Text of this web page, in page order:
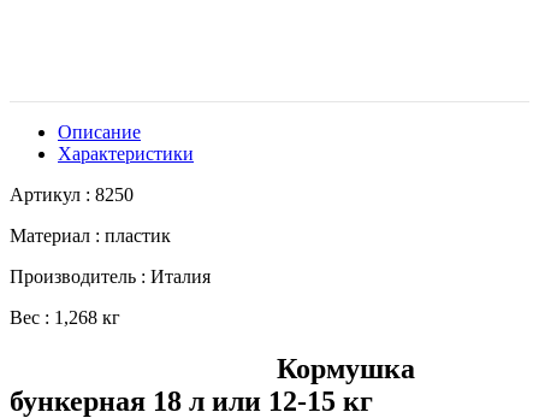
Описание
Характеристики
Артикул : 8250
Материал : пластик
Производитель : Италия
Вес : 1,268 кг
Кормушка
бункерная 18 л или 12-15 кг